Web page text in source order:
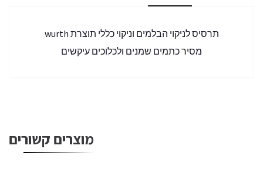
תרסיס לניקוי הבלמים וניקוי כללי תוצרת wurth
מסיר כתמים שמנים ולכלוכים עיקשים
מוצרים קשורים